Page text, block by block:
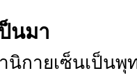
นมา
นิกายเซ็นเป็น